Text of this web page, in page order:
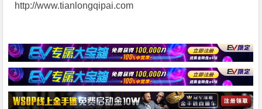
http://www.tianlongqipai.com